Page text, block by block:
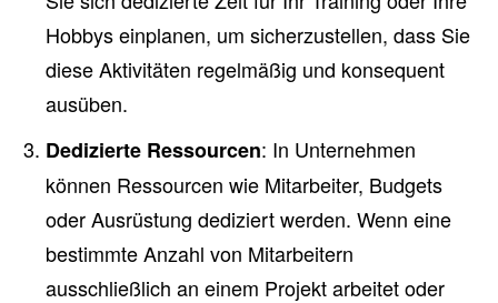
Hobbys einplanen, um sicherzustellen, dass Sie
diese Aktivitäten regelmäßig und konsequent
ausüben.
Dedizierte Ressourcen: In Unternehmen
können Ressourcen wie Mitarbeiter, Budgets
oder Ausrüstung dediziert werden. Wenn eine
bestimmte Anzahl von Mitarbeitern
ausschließlich an einem Projekt arbeitet oder